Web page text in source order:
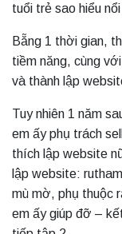
tuổi trẻ sao hiểu
Bẵng 1 thời gian,
tiềm năng, cùng
và thành lập
Tuy nhiên 1 năm
em ấy phụ trách
thích lập website
lập website:
mù mờ, phụ thuộc
em ấy giúp đỡ –